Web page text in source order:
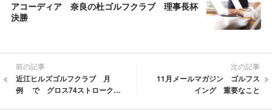
アコーディア 奈良の杜ゴルフクラブ 理事長杯
決勝
前の記事
近江ヒルズゴルフクラブ 月
例 で グロス74ストロークで
次の記事
11月メールマガジン ゴルフス
イング 重要なこと